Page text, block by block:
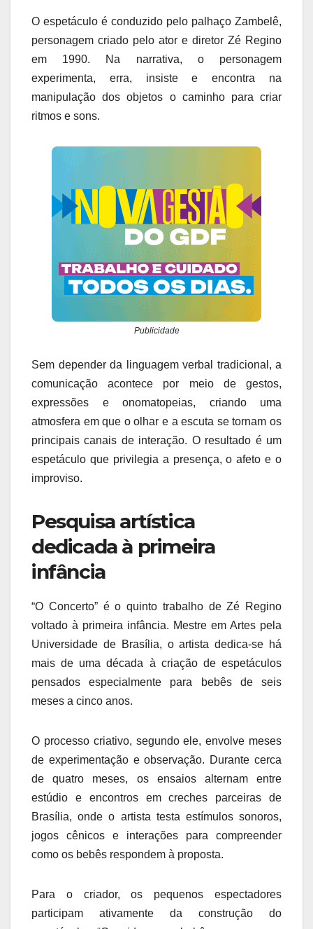
O espetáculo é conduzido pelo palhaço Zambelê,
personagem criado pelo ator e diretor Zé Regino
em 1990. Na narrativa, o personagem
experimenta, erra, insiste e encontra na
manipulação dos objetos o caminho para criar
ritmos e sons.
Publicidade
Sem depender da linguagem verbal tradicional, a
comunicação acontece por meio de gestos,
expressões e onomatopeias, criando uma
atmosfera em que o olhar e a escuta se tornam os
principais canais de interação. O resultado é um
espetáculo que privilegia a presença, o afeto e o
improviso.
Pesquisa artística
dedicada à primeira
infância
“O Concerto” é o quinto trabalho de Zé Regino
voltado à primeira infância. Mestre em Artes pela
Universidade de Brasília, o artista dedica-se há
mais de uma década à criação de espetáculos
pensados especialmente para bebês de seis
meses a cinco anos.
O processo criativo, segundo ele, envolve meses
de experimentação e observação. Durante cerca
de quatro meses, os ensaios alternam entre
estúdio e encontros em creches parceiras de
Brasília, onde o artista testa estímulos sonoros,
jogos cênicos e interações para compreender
como os bebês respondem à proposta.
Para o criador, os pequenos espectadores
participam ativamente da construção do